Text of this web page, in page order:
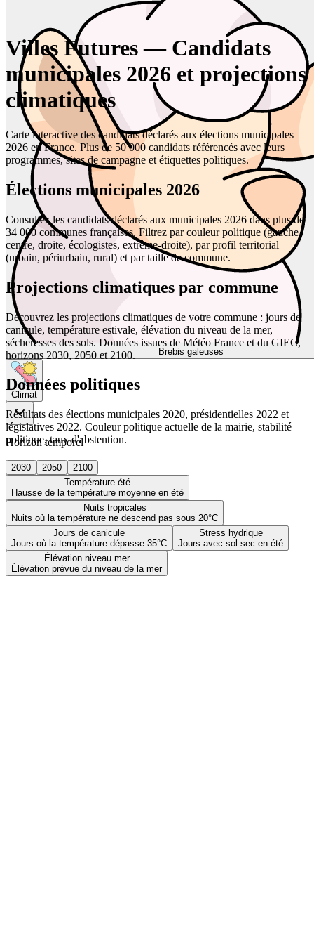
Brebis galeuses
Climat
Horizon temporel
2030 2050
2100
Température été
Hausse de la température moyenne en été
Nuits tropicales
Nuits où la température ne descend pas sous 20°C
Jours de canicule
Jours où la température dépasse 35°C
Stress hydrique
Jours avec sol sec en été
Élévation niveau mer
Élévation prévue du niveau de la mer
Villes Futures — Candidats
municipales 2026 et projections
climatiques
Carte interactive des candidats déclarés aux élections municipales
2026 en France. Plus de 50 000 candidats référencés avec leurs
programmes, sites de campagne et étiquettes politiques.
Élections municipales 2026
Consultez les candidats déclarés aux municipales 2026 dans plus de
34 000 communes françaises. Filtrez par couleur politique (gauche,
centre, droite, écologistes, extrême-droite), par profil territorial
(urbain, périurbain, rural) et par taille de commune.
Projections climatiques par commune
Découvrez les projections climatiques de votre commune : jours de
canicule, température estivale, élévation du niveau de la mer,
sécheresses des sols. Données issues de Météo France et du GIEC,
horizons 2030, 2050 et 2100.
Données politiques
Résultats des élections municipales 2020, présidentielles 2022 et
législatives 2022. Couleur politique actuelle de la mairie, stabilité
politique, taux d'abstention.